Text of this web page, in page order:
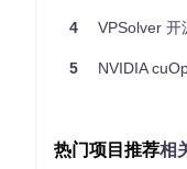
更多示例和文档，
Python-MIP:
4 VPSolver 开
5 NVIDIA
热门项目推荐相